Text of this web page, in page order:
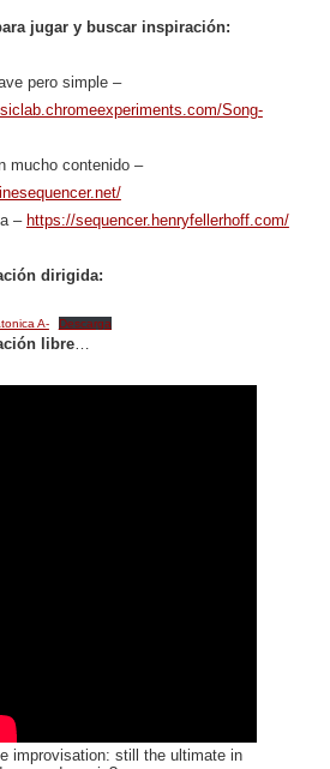
jugar y buscar inspiración:
pero simple –
Song-
mucho contenido –
– https://sequencer.henryfellerhoff.com/
dirigida:
A- Descarga
libre…
improvisation: still the ultimate in